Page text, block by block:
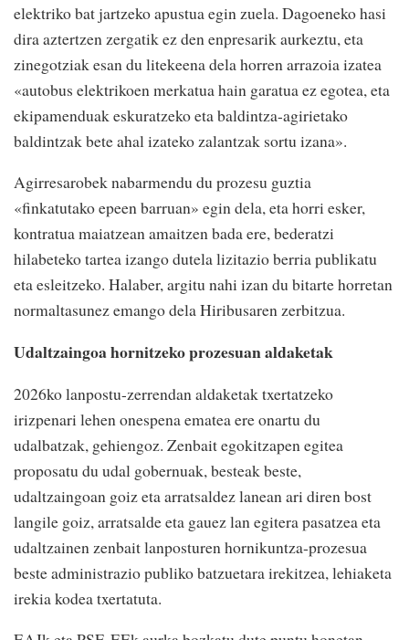
elektriko bat jartzeko apustua egin zuela. Dagoeneko hasi
dira aztertzen zergatik ez den enpresarik aurkeztu, eta
zinegotziak esan du litekeena dela horren arrazoia izatea
«autobus elektrikoen merkatua hain garatua ez egotea, eta
ekipamenduak eskuratzeko eta baldintza-agirietako
baldintzak bete ahal izateko zalantzak sortu izana».
Agirresarobek nabarmendu du prozesu guztia
«finkatutako epeen barruan» egin dela, eta horri esker,
kontratua maiatzean amaitzen bada ere, bederatzi
hilabeteko tartea izango dutela lizitazio berria publikatu
eta esleitzeko. Halaber, argitu nahi izan du bitarte horretan
normaltasunez emango dela Hiribusaren zerbitzua.
Udaltzaingoa hornitzeko prozesuan aldaketak
2026ko lanpostu-zerrendan aldaketak txertatzeko
irizpenari lehen onespena ematea ere onartu du
udalbatzak, gehiengoz. Zenbait egokitzapen egitea
proposatu du udal gobernuak, besteak beste,
udaltzaingoan goiz eta arratsaldez lanean ari diren bost
langile goiz, arratsalde eta gauez lan egitera pasatzea eta
udaltzainen zenbait lanposturen hornikuntza-prozesua
beste administrazio publiko batzuetara irekitzea, lehiaketa
irekia kodea txertatuta.